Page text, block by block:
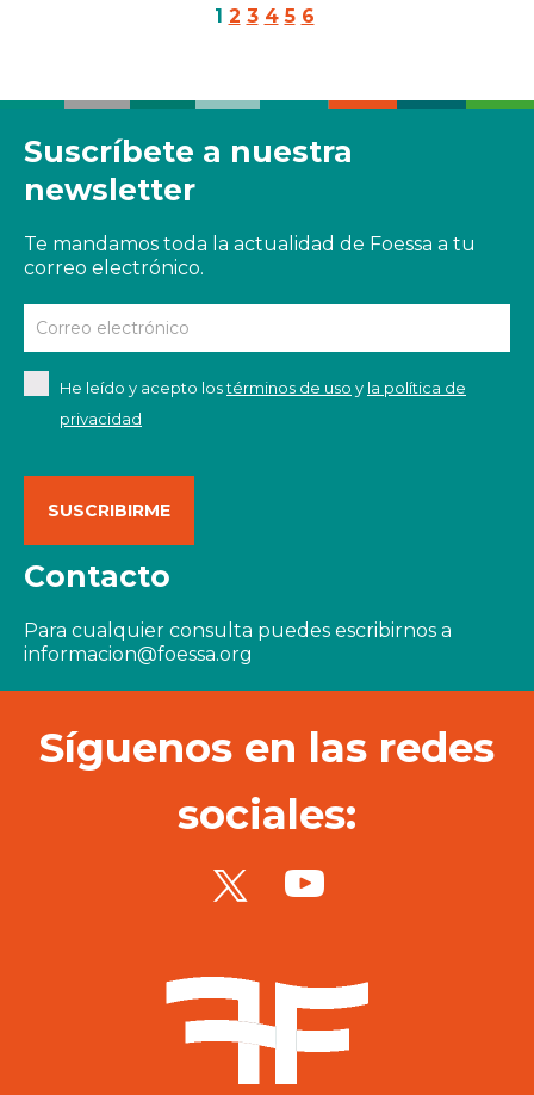
1 2 3 4 5 6
Suscríbete a nuestra
newsletter
Te mandamos toda la actualidad de Foessa a tu
correo electrónico.
He leído y acepto lostérminos de uso y la política de
privacidad
Contacto
Para cualquier consulta puedes escribirnos a
informacion@foessa.org
Síguenos en las redes
sociales: